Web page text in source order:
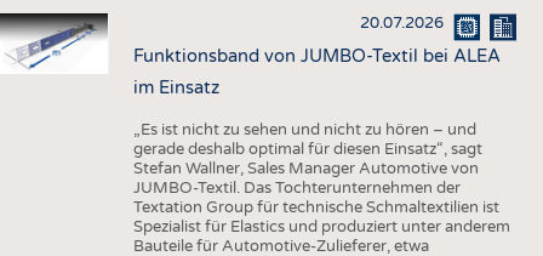
20.07.2026
Funktionsband von JUMBO-Textil bei ALEA
im Einsatz
„Es ist nicht zu sehen und nicht zu hören – und
gerade deshalb optimal für diesen Einsatz“, sagt
Stefan Wallner, Sales Manager Automotive von
JUMBO-Textil. Das Tochterunternehmen der
Textation Group für technische Schmaltextilien ist
Spezialist für Elastics und produziert unter anderem
Bauteile für Automotive-Zulieferer, etwa